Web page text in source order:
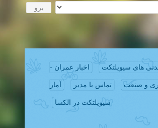
های سیویلتکت اخبار عمران -
و صنعت تماس با مدیر آمار
سیویلتکت در الکسا